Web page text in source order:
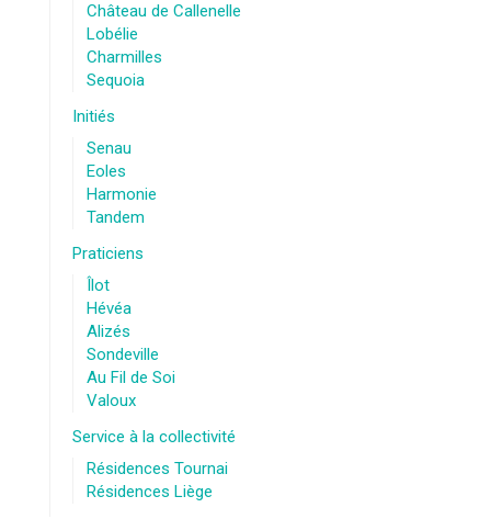
Château de Callenelle
Lobélie
Charmilles
Sequoia
Initiés
Senau
Eoles
Harmonie
Tandem
Praticiens
Îlot
Hévéa
Alizés
Sondeville
Au Fil de Soi
Valoux
Service à la collectivité
Résidences Tournai
Résidences Liège